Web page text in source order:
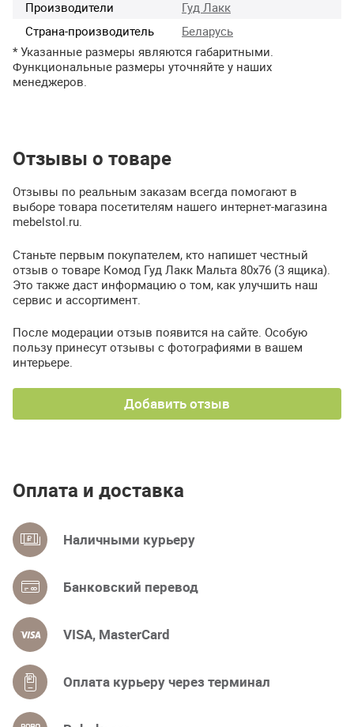
Производители
Гуд Лакк
Страна-производитель
Беларусь
* Указанные размеры являются габаритными.
Функциональные размеры уточняйте у наших
менеджеров.
Отзывы о товаре
Отзывы по реальным заказам всегда помогают в
выборе товара посетителям нашего интернет-магазина
mebelstol.ru.
Станьте первым покупателем, кто напишет честный
отзыв о товаре Комод Гуд Лакк Мальта 80х76 (3 ящика).
Это также даст информацию о том, как улучшить наш
сервис и ассортимент.
После модерации отзыв появится на сайте. Особую
пользу принесут отзывы с фотографиями в вашем
интерьере.
Добавить отзыв
Оплата и доставка
Наличными курьеру
Банковский перевод
VISA, MasterCard
Оплата курьеру через терминал